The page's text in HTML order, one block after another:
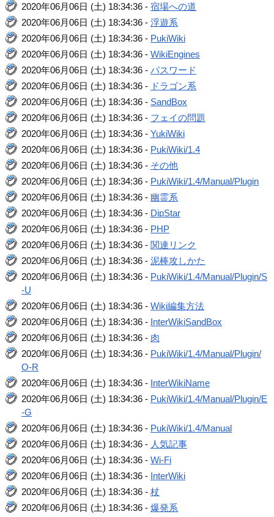
2020年06月06日 (土) 18:34:36 -宿場への道
2020年06月06日 (土) 18:34:36 -浮遊系
2020年06月06日 (土) 18:34:36 - PukiWiki
2020年06月06日 (土) 18:34:36 -WikiEngines
2020年06月06日 (土) 18:34:36 -パスワード
2020年06月06日 (土) 18:34:36 - ドラゴン系
2020年06月06日 (土) 18:34:36 - SandBox
2020年06月06日 (土) 18:34:36 - フェイの問題
2020年06月06日 (土) 18:34:36 -YukiWiki
2020年06月06日 (土) 18:34:36 - PukiWiki/1.4
2020年06月06日 (土) 18:34:36 - その他
2020年06月06日 (土) 18:34:36 - PukiWiki/1.4/Manual/Plugin
2020年06月06日 (土) 18:34:36 - 幽霊系
2020年06月06日 (土) 18:34:36 - DipStar
2020年06月06日 (土) 18:34:36 - PHP
2020年06月06日 (土) 18:34:36 - 関連リンク
2020年06月06日 (土) 18:34:36 -泥棒攻しかた
2020年06月06日 (土) 18:34:36 - PukiWiki/1.4/Manual/Plugin/S
-U
2020年06月06日 (土) 18:34:36 -Wiki編集方法
2020年06月06日 (土) 18:34:36 - InterWikiSandBox
2020年06月06日 (土) 18:34:36 - 肉
2020年06月06日 (土) 18:34:36 - PukiWiki/1.4/Manual/Plugin/
O-R
2020年06月06日 (土) 18:34:36 - InterWikiName
2020年06月06日 (土) 18:34:36 - PukiWiki/1.4/Manual/Plugin/E
-G
2020年06月06日 (土) 18:34:36 - PukiWiki/1.4/Manual
2020年06月06日 (土) 18:34:36 - 人気記事
2020年06月06日 (土) 18:34:36 -Wi-Fi
2020年06月06日 (土) 18:34:36 - InterWiki
2020年06月06日 (土) 18:34:36 -杖
2020年06月06日 (土) 18:34:36 -爆発系